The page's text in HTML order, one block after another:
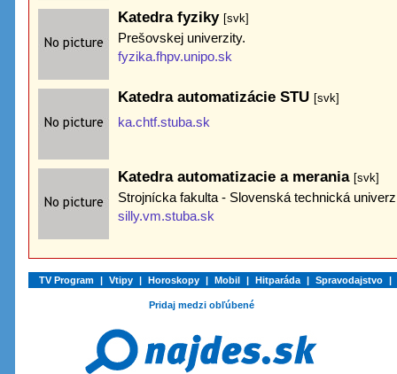
Katedra fyziky [svk]
Prešovskej univerzity.
fyzika.fhpv.unipo.sk
Katedra automatizácie STU [svk]
ka.chtf.stuba.sk
Katedra automatizacie a merania [svk]
Strojnícka fakulta - Slovenská technická
silly.vm.stuba.sk
TV Program | Vtipy | Horoskopy | Mobil | Hitparáda | Spravodajstvo |
Pridaj medzi obľúbené